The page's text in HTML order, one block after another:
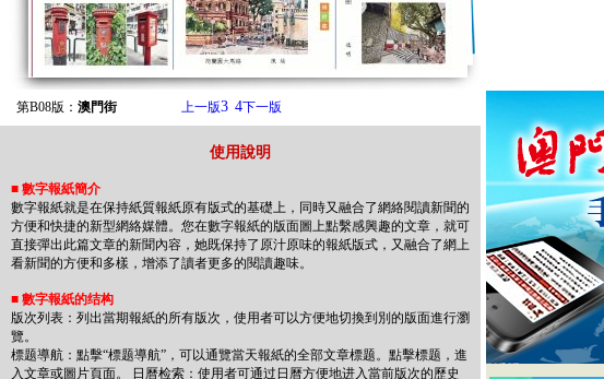
使用說明
■ 數字報紙簡介
數字報紙就是在保持紙質報紙原有版式的基礎上，同時又融合了網絡閱讀新聞的
方便和快捷的新型網絡媒體。您在數字報紙的版面圖上點繫感興趣的文章，就可
直接彈出此篇文章的新聞內容，她既保持了原汁原味的報紙版式，又融合了網上
看新聞的方便和多樣，增添了讀者更多的閱讀趣味。
■ 數字報紙的结构
版次列表：列出當期報紙的所有版次，使用者可以方便地切換到別的版面進行瀏
覽。
標题導航：點擊“標题導航”，可以通覽當天報紙的全部文章標题。點擊標题，進
入文章或圖片頁面。 日曆检索：使用者可通过日曆方便地进入當前版次的歷史
第B08版： 澳門街 上一版3 4下一版